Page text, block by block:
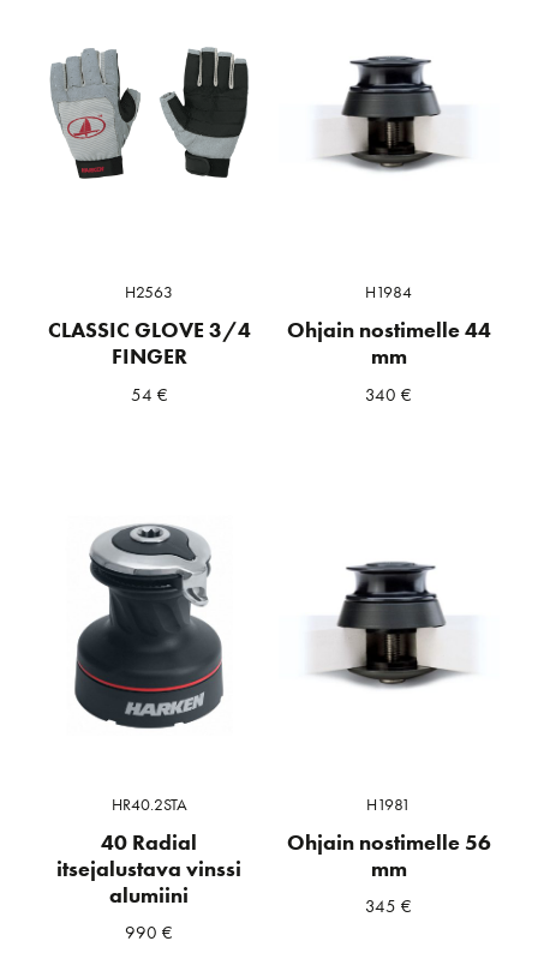
H2563
CLASSIC GLOVE 3/4
FINGER
54 €
H1984
Ohjain nostimelle 44
mm
340€
HR40.2STA
40 Radial
itsejalustava vinssi
alumiini
990€
H1981
Ohjain nostimelle 56
mm
345€